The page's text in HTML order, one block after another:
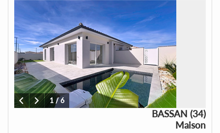
1 /6
BASSAN (34)
Maison